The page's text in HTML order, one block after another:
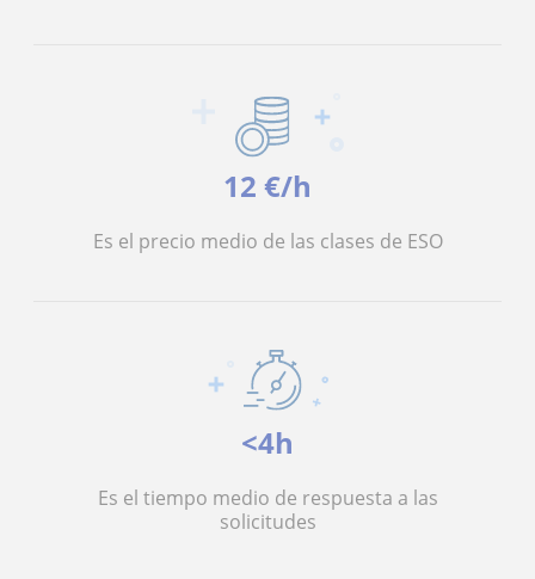
12 €/h
Es el precio medio de las clases de ESO
<4h
Es el tiempo medio de respuesta a las
solicitudes